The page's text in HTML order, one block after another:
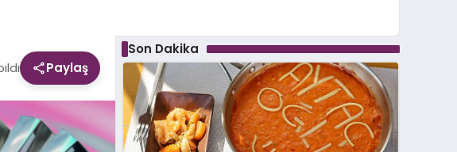
Paylaş
Son Dakika